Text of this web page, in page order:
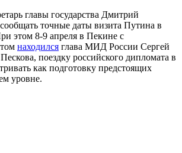
главы государства Дмитрий
точные даты визита Путина в
этом 8-9 апреля в Пекине с
находился глава МИД России Сергей
поездку российского дипломата в
как подготовку предстоящих
уровне.